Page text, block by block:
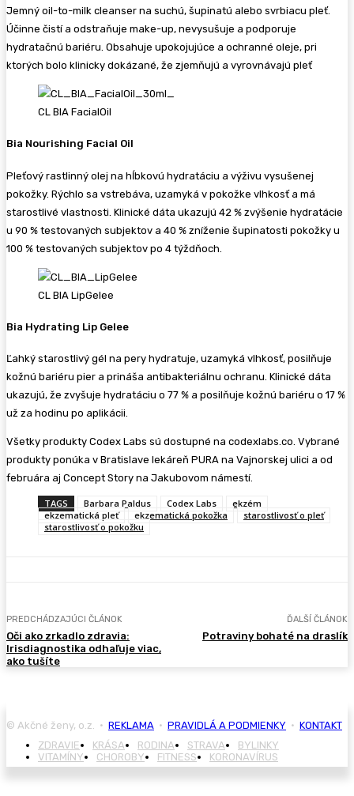
Jemný oil-to-milk cleanser na suchú, šupinatú alebo svrbiacu pleť.
Účinne čistí a odstraňuje make-up, nevysušuje a podporuje
hydratačnú bariéru. Obsahuje upokojujúce a ochranné oleje, pri
ktorých bolo klinicky dokázané, že zjemňujú a vyrovnávajú pleť
CL BIA FacialOil
Bia Nourishing Facial Oil
Pleťový rastlinný olej na hĺbkovú hydratáciu a výživu vysušenej
pokožky. Rýchlo sa vstrebáva, uzamyká v pokožke vlhkosť a má
starostlivé vlastnosti. Klinické dáta ukazujú 42 % zvýšenie hydratácie
u 90 % testovaných subjektov a 40 % zníženie šupinatosti pokožky u
100 % testovaných subjektov po 4 týždňoch.
CL BIA LipGelee
Bia Hydrating Lip Gelee
Ľahký starostlivý gél na pery hydratuje, uzamyká vlhkosť, posilňuje
kožnú bariéru pier a prináša antibakteriálnu ochranu. Klinické dáta
ukazujú, že zvyšuje hydratáciu o 77 % a posilňuje kožnú bariéru o 17 %
už za hodinu po aplikácii.
Všetky produkty Codex Labs sú dostupné na codexlabs.co. Vybrané
produkty ponúka v Bratislave lekáreň PURA na Vajnorskej ulici a od
februára aj Concept Story na Jakubovom námestí.
TAGS Barbara Paldus Codex Labs
ekzém
ekzematická pleť
ekzematická pokožka
starostlivosť o pleť
starostlivosť o pokožku
PREDCHÁDZAJÚCI ČLÁNOK
Oči ako zrkadlo zdravia:
Irisdiagnostika odhaľuje viac,
ako tušíte
ĎALŠÍ ČLÁNOK
Potraviny bohaté na draslík
© Akčné ženy, o.z. • REKLAMA • PRAVIDLÁ A PODMIENKY • KONTAKT
ZDRAVIE
KRÁSA RODINA STRAVA
BYLINKY
VITAMÍNY
CHOROBY FITNESS KORONAVÍRUS